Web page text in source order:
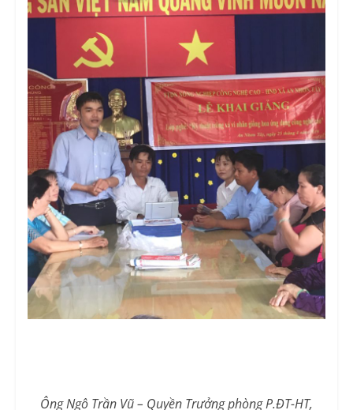
Ông Ngô Trần Vũ – Quyền Trưởng phòng P.ĐT-HT,